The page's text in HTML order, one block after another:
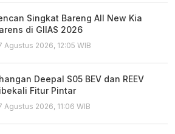
Singkat Bareng All New Kia
di GIIAS 2026
Agustus 2026, 12:05 WIB
Deepal S05 BEV dan REEV
Fitur Pintar
Agustus 2026, 11:06 WIB